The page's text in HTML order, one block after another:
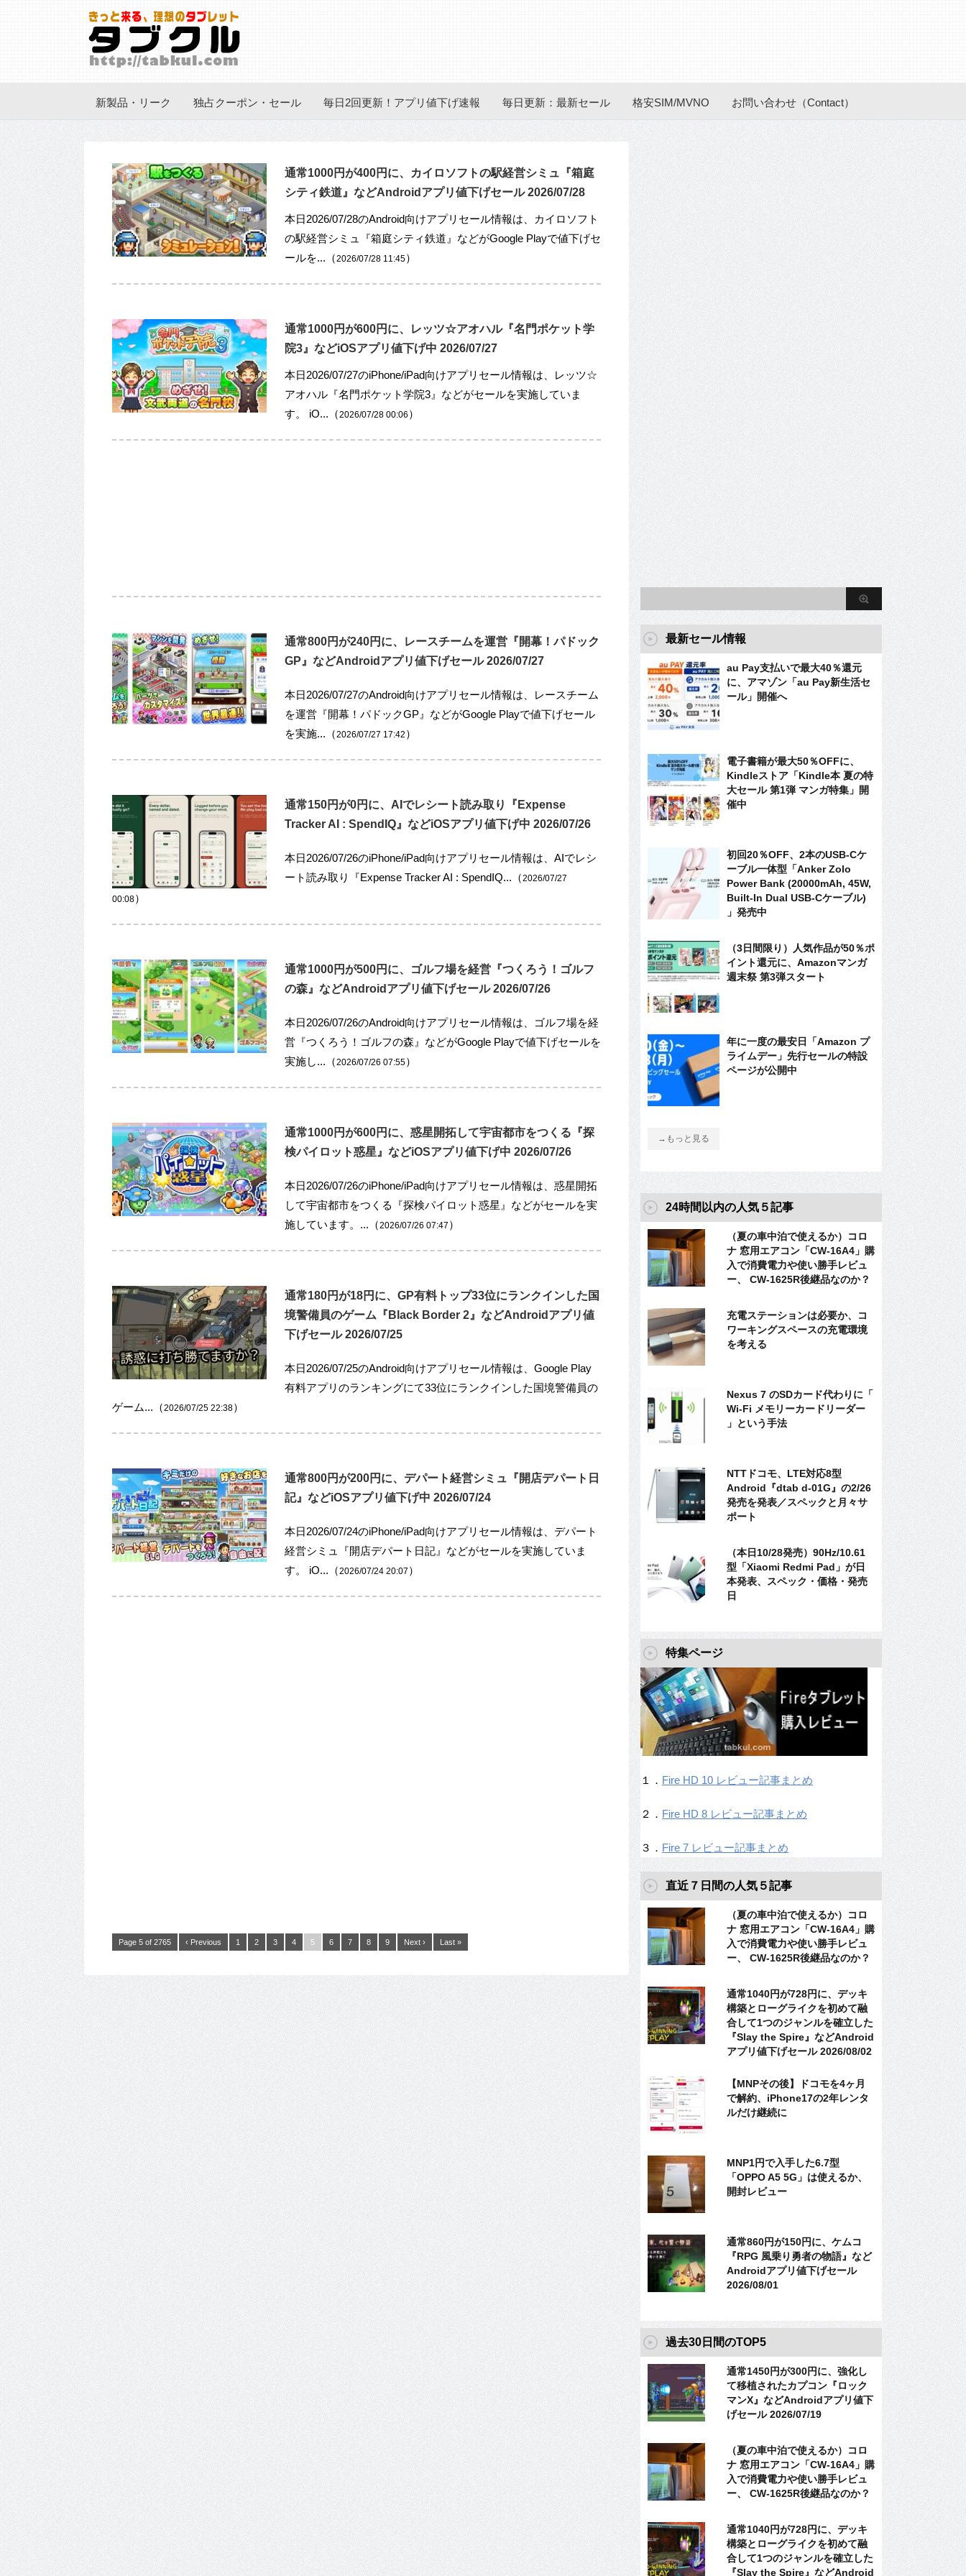
新製品・リーク 独占クーポン・セール 毎日2回更新！アプリ値下げ速報 毎日更新：最新セール 格安SIM/MVNO お問い合わせ（Contact）
通常1000円が400円に、カイロソフトの駅経営シミュ『箱庭
シティ鉄道』などAndroidアプリ値下げセール 2026/07/28
本日2026/07/28のAndroid向けアプリセール情報は、カイロソフト
の駅経営シミュ『箱庭シティ鉄道』などがGoogle Playで値下げセ
ールを...（2026/07/28 11:45）
通常1000円が600円に、レッツ☆アオハル『名門ポケット学
院3』などiOSアプリ値下げ中 2026/07/27
本日2026/07/27のiPhone/iPad向けアプリセール情報は、レッツ☆
アオハル『名門ポケット学院3』などがセールを実施していま
す。 iO...（2026/07/28 00:06 ）
通常800円が240円に、レースチームを運営『開幕！パドック
GP』などAndroidアプリ値下げセール 2026/07/27
本日2026/07/27のAndroid向けアプリセール情報は、レースチーム
を運営『開幕！パドックGP』などがGoogle Playで値下げセール
を実施...（2026/07/27 17:42 ）
通常150円が0円に、AIでレシート読み取り『Expense
Tracker AI : SpendIQ』などiOSアプリ値下げ中 2026/07/26
本日2026/07/26のiPhone/iPad向けアプリセール情報は、AIでレシ
ート読み取り『Expense Tracker AI : SpendIQ...（2026/07/27
00:08）
通常1000円が500円に、ゴルフ場を経営『つくろう！ゴルフ
の森』などAndroidアプリ値下げセール 2026/07/26
本日2026/07/26のAndroid向けアプリセール情報は、ゴルフ場を経
営『つくろう！ゴルフの森』などがGoogle Playで値下げセールを
実施し...（2026/07/26 07:55）
通常1000円が600円に、惑星開拓して宇宙都市をつくる『探
検パイロット惑星』などiOSアプリ値下げ中 2026/07/26
本日2026/07/26のiPhone/iPad向けアプリセール情報は、惑星開拓
して宇宙都市をつくる『探検パイロット惑星』などがセールを実
施しています。...（2026/07/26 07:47 ）
通常180円が18円に、GP有料トップ33位にランクインした国
境警備員のゲーム『Black Border 2』などAndroidアプリ値
下げセール 2026/07/25
本日2026/07/25のAndroid向けアプリセール情報は、Google Play
有料アプリのランキングにて33位にランクインした国境警備員の
ゲーム...（2026/07/25 22:38）
通常800円が200円に、デパート経営シミュ『開店デパート日
記』などiOSアプリ値下げ中 2026/07/24
本日2026/07/24のiPhone/iPad向けアプリセール情報は、デパート
経営シミュ『開店デパート日記』などがセールを実施していま
す。 iO...（2026/07/24 20:07 ）
Page 5 of 2765 ‹ Previous 1 2 3 4 5 6 7 8 9 Next › Last »
最新セール情報
au Pay支払いで最大40％還元
に、アマゾン「au Pay新生活セ
ール」開催へ
電子書籍が最大50％OFFに、
Kindleストア「Kindle本 夏の特
大セール 第1弾 マンガ特集」開
催中
初回20％OFF、2本のUSB-Cケ
ーブル一体型「Anker Zolo
Power Bank (20000mAh, 45W,
Built-In Dual USB-Cケーブル)
」発売中
（3日間限り）人気作品が50％ポ
イント還元に、Amazonマンガ
週末祭 第3弾スタート
年に一度の最安日「Amazon プ
ライムデー」先行セールの特設
ページが公開中
→もっと見る
24時間以内の人気５記事
（夏の車中泊で使えるか）コロ
ナ 窓用エアコン「CW-16A4」購
入で消費電力や使い勝手レビュ
ー、 CW-1625R後継品なのか？
充電ステーションは必要か、コ
ワーキングスペースの充電環境
を考える
Nexus 7 のSDカード代わりに「
Wi-Fi メモリーカードリーダー
」という手法
NTTドコモ、LTE対応8型
Android『dtab d-01G』の2/26
発売を発表／スペックと月々サ
ポート
（本日10/28発売）90Hz/10.61
型「Xiaomi Redmi Pad」が日
本発表、スペック・価格・発売
日
特集ページ
１． Fire HD 10 レビュー記事まとめ
２． Fire HD 8 レビュー記事まとめ
３． Fire 7 レビュー記事まとめ
直近７日間の人気５記事
（夏の車中泊で使えるか）コロ
ナ 窓用エアコン「CW-16A4」購
入で消費電力や使い勝手レビュ
ー、 CW-1625R後継品なのか？
通常1040円が728円に、デッキ
構築とローグライクを初めて融
合して1つのジャンルを確立した
『Slay the Spire』などAndroid
アプリ値下げセール 2026/08/02
【MNPその後】ドコモを4ヶ月
で解約、iPhone17の2年レンタ
ルだけ継続に
MNP1円で入手した6.7型
「OPPO A5 5G」は使えるか、
開封レビュー
通常860円が150円に、ケムコ
『RPG 風乗り勇者の物語』など
Androidアプリ値下げセール
2026/08/01
過去30日間のTOP5
通常1450円が300円に、強化し
て移植されたカプコン『ロック
マンX』などAndroidアプリ値下
げセール 2026/07/19
（夏の車中泊で使えるか）コロ
ナ 窓用エアコン「CW-16A4」購
入で消費電力や使い勝手レビュ
ー、 CW-1625R後継品なのか？
通常1040円が728円に、デッキ
構築とローグライクを初めて融
合して1つのジャンルを確立した
『Slay the Spire』などAndroid